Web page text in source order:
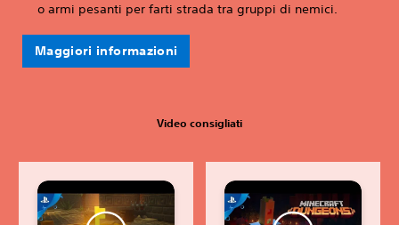
o armi pesanti per farti strada tra gruppi di nemici.
Maggiori informazioni
Video consigliati